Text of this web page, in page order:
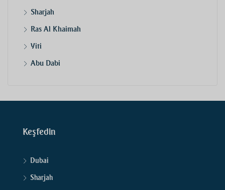
Sharjah
Ras Al Khaimah
Yiti
Abu Dabi
Keşfedin
Dubai
Sharjah